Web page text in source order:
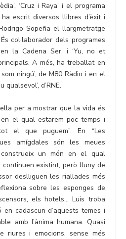
‘Cruz i Raya’ i el programa
ha escrit diversos llibres d’èxit i
Sopeña el llargmetratge
És col·laborador dels programes
la Cadena Ser, i ‘Yu, no et
A més, ha treballat en
ningú’, de M80 Ràdio i en el
qualsevol’, d’RNE.
per a mostrar que la vida és
el qual estarem poc temps i
el que puguem”. En “Les
amígdales són les meues
construeix un món en el qual
existint, però lluny de
deslliguen les riallades més
sobre les esponges de
els hotels… Luis troba
cadascun d’aquests temes i
amb l’ànima humana. Quasi
riures i emocions, sense més